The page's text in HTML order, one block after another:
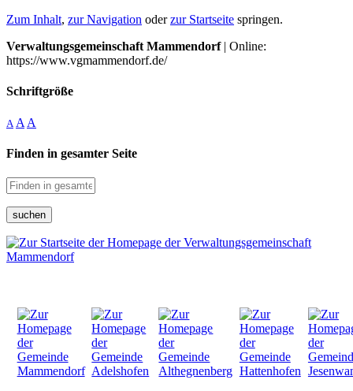
Zum Inhalt, zur Navigation oderzur Startseite springen.
Verwaltungsgemeinschaft Mammendorf| Online:
https://www.vgmammendorf.de/
Schriftgröße
A A A
Finden in gesamter Seite
suchen